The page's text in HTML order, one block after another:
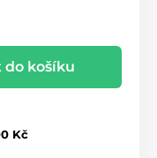
do košíku
Kč